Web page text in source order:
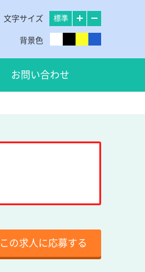
文字サイズ 標準
背景色
お問い合わせ
この求人に応募する